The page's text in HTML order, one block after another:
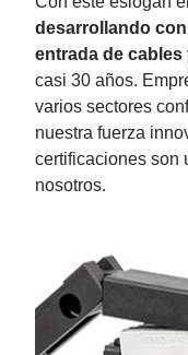
desarrollando
entrada de cables
casi 30 años.
varios sectores
nuestra fuerza
certificaciones son
nosotros.